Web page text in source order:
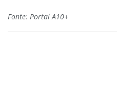
Fonte: Portal A10+